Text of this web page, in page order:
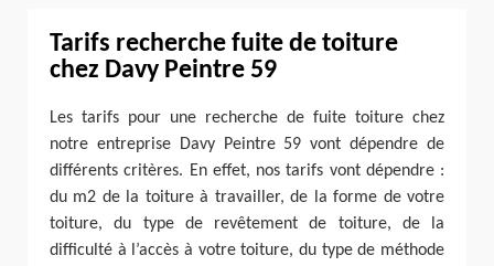
Tarifs recherche fuite de toiture
chez Davy Peintre 59
Les tarifs pour une recherche de fuite toiture chez
notre entreprise Davy Peintre 59 vont dépendre de
différents critères. En effet, nos tarifs vont dépendre :
du m2 de la toiture à travailler, de la forme de votre
toiture, du type de revêtement de toiture, de la
difficulté à l’accès à votre toiture, du type de méthode